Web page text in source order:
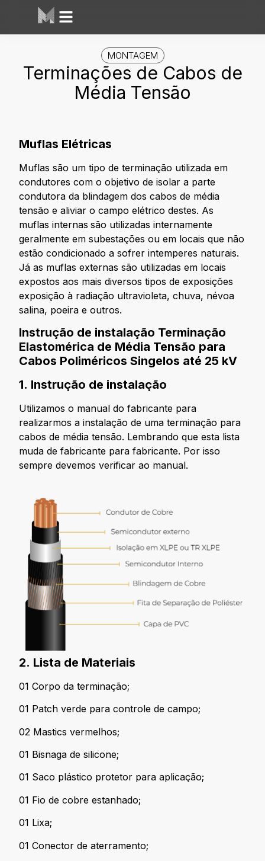
MONTAGEM
Terminações de Cabos de
Média Tensão
Muflas Elétricas
Muflas são um tipo de terminação utilizada em
condutores com o objetivo de isolar a parte
condutora da blindagem dos cabos de média
tensão e aliviar o campo elétrico destes. As
muflas internas são utilizadas internamente
geralmente em subestações ou em locais que não
estão condicionado a sofrer intemperes naturais.
Já as muflas externas são utilizadas em locais
expostos aos mais diversos tipos de exposições
exposição à radiação ultravioleta, chuva, névoa
salina, poeira e outros.
Instrução de instalação Terminação
Elastomérica de Média Tensão para
Cabos Poliméricos Singelos até 25 kV
1. Instrução de instalação
Utilizamos o manual do fabricante para
realizarmos a instalação de uma terminação para
cabos de média tensão. Lembrando que esta lista
muda de fabricante para fabricante. Por isso
sempre devemos verificar ao manual.
2. Lista de Materiais
01 Corpo da terminação;
01 Patch verde para controle de campo;
02 Mastics vermelhos;
01 Bisnaga de silicone;
01 Saco plástico protetor para aplicação;
01 Fio de cobre estanhado;
01 Lixa;
01 Conector de aterramento;